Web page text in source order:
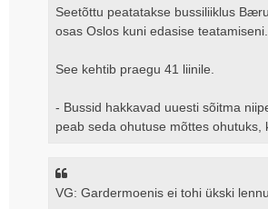
Seetõttu peatatakse bussiliiklus
osas Oslos kuni edasise teatamiseni.
See kehtib praegu 41 liinile.
- Bussid hakkavad uuesti sõitma
peab seda ohutuse mõttes ohutuks,
VG: Gardermoenis ei tohi ükski